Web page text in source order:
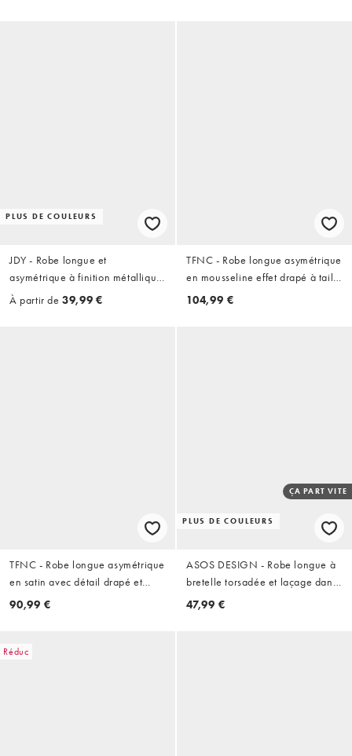
PLUS DE COULEURS
JDY - Robe longue et
asymétrique à finition métallique
dorée - Bleu marine
À partir de 39,99 €
TFNC - Robe longue asymétrique
en mousseline effet drapé à taille
torsadée - Noir
104,99 €
TFNC - Robe longue asymétrique
en satin avec détail drapé et
fente au dos - Noir
90,99 €
PLUS DE COULEURS
ÇA PART VITE
ASOS DESIGN - Robe longue à
bretelle torsadée et laçage dans
le dos - Noir
47,99 €
Réduc